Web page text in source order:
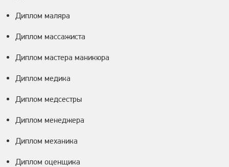
Диплом маляра
Диплом массажиста
Диплом мастера маникюра
Диплом медика
Диплом медсестры
Диплом менеджера
Диплом механика
Диплом оценщика